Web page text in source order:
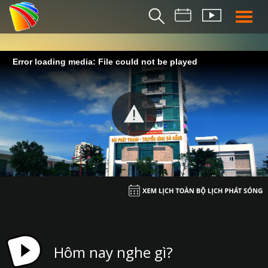
THỜI SỰ
THỜI SỰ
BẢN TIN MIỀN
BẢN TIN
CHUYÊN
Error loading media: File could not be played
Hôm nay nghe gì?